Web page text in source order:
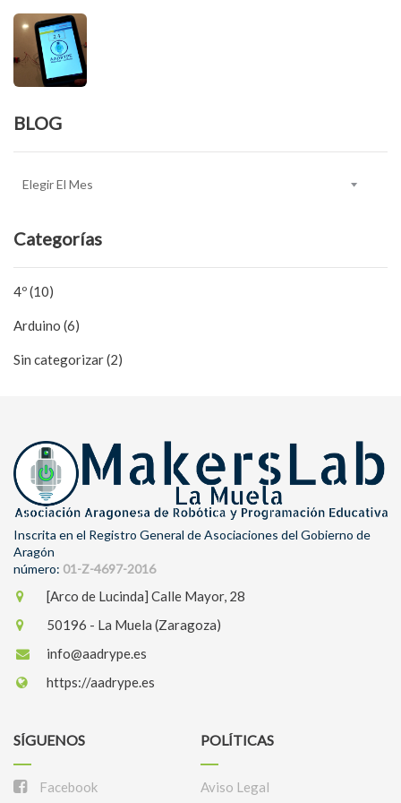
BLOG
Categorías
4º (10)
Arduino (6)
Sin categorizar (2)
Inscrita en el Registro General de Asociaciones del Gobierno de
Aragón
número: 01-Z-4697-2016
[Arco de Lucinda] Calle Mayor, 28
50196 - La Muela (Zaragoza)
info@aadrype.es
https://aadrype.es
SÍGUENOS
Facebook
POLÍTICAS
Aviso Legal